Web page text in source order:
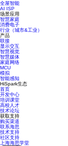
全屋智能
AI ISP
场景应用
智慧家庭
消费电子
行业（城市&工业）
产品
联接
显示交互
智慧视觉
智慧媒体
家庭网络
MCU
模拟
智能感知
HiSpark生态
首页
开发中心
培训课堂
高校人才
技术论坛
获取支持
购买渠道
联系海思
技术支持
社区支持
上海海思学堂